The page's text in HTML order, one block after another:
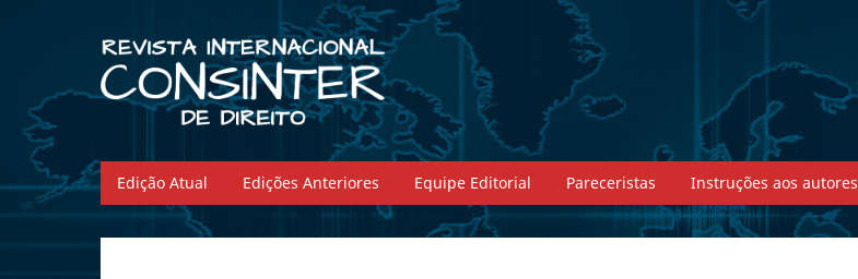
Edição Atual Edições Anteriores Equipe Editorial Pareceristas Instruções aos autores